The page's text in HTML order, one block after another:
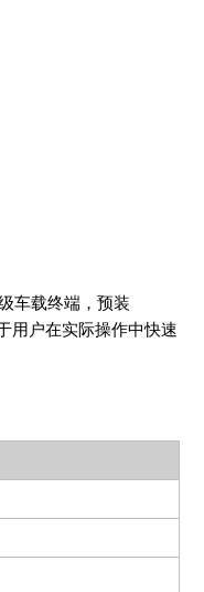
车载终端，预装
用户在实际操作中快速